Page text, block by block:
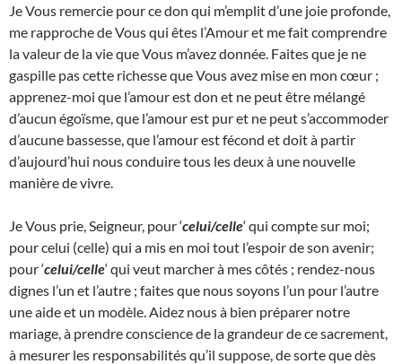
Je Vous remercie pour ce don qui m’emplit d’une joie profonde,
me rapproche de Vous qui êtes l’Amour et me fait comprendre
la valeur de la vie que Vous m’avez donnée. Faites que je ne
gaspille pas cette richesse que Vous avez mise en mon cœur ;
apprenez-moi que l’amour est don et ne peut être mélangé
d’aucun égoïsme, que l’amour est pur et ne peut s’accommoder
d’aucune bassesse, que l’amour est fécond et doit à partir
d’aujourd’hui nous conduire tous les deux à une nouvelle
manière de vivre.
Je Vous prie, Seigneur, pour ‘celui/celle‘ qui compte sur moi;
pour celui (celle) qui a mis en moi tout l’espoir de son avenir;
pour ‘celui/celle‘ qui veut marcher à mes côtés ; rendez-nous
dignes l’un et l’autre ; faites que nous soyons l’un pour l’autre
une aide et un modèle. Aidez nous à bien préparer notre
mariage, à prendre conscience de la grandeur de ce sacrement,
à mesurer les responsabilités qu’il suppose, de sorte que dès